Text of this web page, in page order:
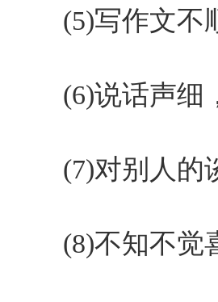
(5)写作文不
(6)说话声细
(7)对别人的
(8)不知不觉喜